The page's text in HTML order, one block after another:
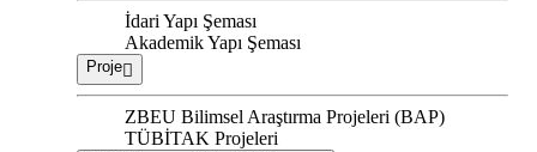
İdari Yapı Şeması
Akademik Yapı Şeması
Proje
ZBEU Bilimsel Araştırma Projeleri (BAP)
TÜBİTAK Projeleri